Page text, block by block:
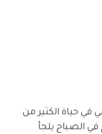
حياة الكثير من
الصباح يلجأ